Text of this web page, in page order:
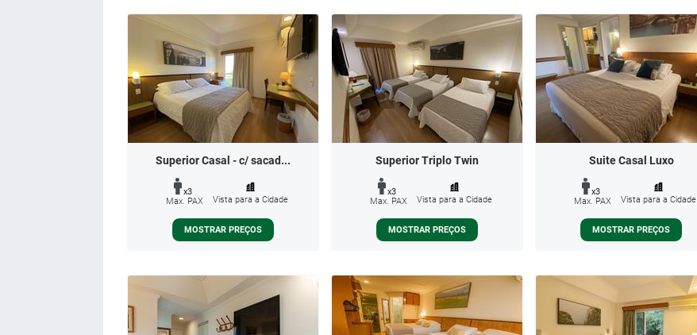
Superior Casal - c/ sacad...
x3
Max. PAX
Vista para a Cidade
MOSTRAR PREÇOS
Superior Triplo Twin
x3
Max. PAX
Vista para a Cidade
MOSTRAR PREÇOS
Suite Casal Luxo
x3
Max. PAX
Vista para a Cidade
MOSTRAR PREÇOS